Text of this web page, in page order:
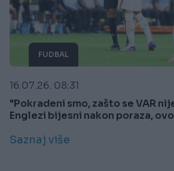
FUDBAL
16.07.26. 08:31
"Pokradeni smo, zašto se VAR
Englezi bijesni nakon poraza,
Saznaj više